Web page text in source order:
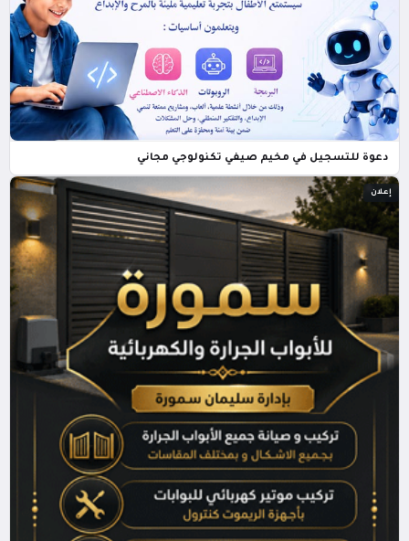
دعوة للتسجيل في مخيم صيفي تكنولوجي مجاني
إعلان